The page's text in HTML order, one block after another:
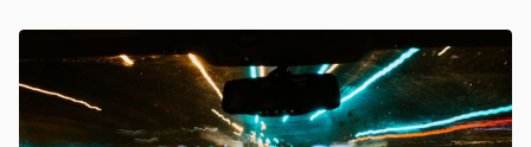
Confirmo que li, aceito e concordo com os Termos de
Uso e Política de Privacidade do Canaltech.